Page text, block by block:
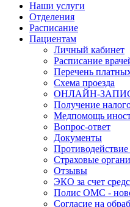
Наши услуги
Отделения
Расписание
Пациентам
Личный кабинет
Расписание
Перечень
Схема проезда
ОНЛАЙН-
Получение
Медпомощь
Вопрос-ответ
Документы
Страховые
Отзывы
ЭКО за счет
Полис ОМС -
Согласие на